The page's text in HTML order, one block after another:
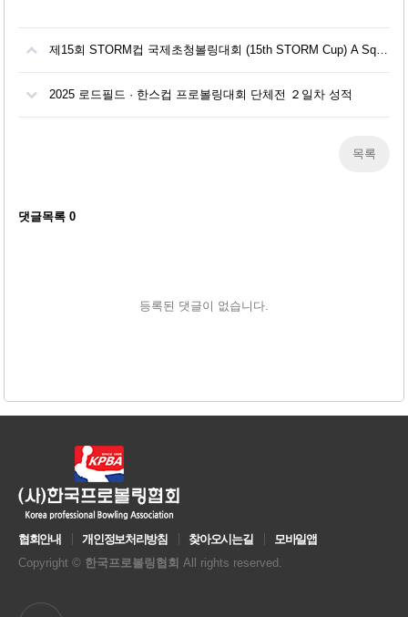
제15회 STORM컵 국제초청볼링대회 (15th STORM Cup) A Squad Score
2025 로드필드 · 한스컵 프로볼링대회 단체전 ２일차 성적
목록
댓글목록 0
등록된 댓글이 없습니다.
협회안내 개인정보처리방침 찾아오시는길
모바일앱
Copyright © 한국프로볼링협회 All rights reserved.